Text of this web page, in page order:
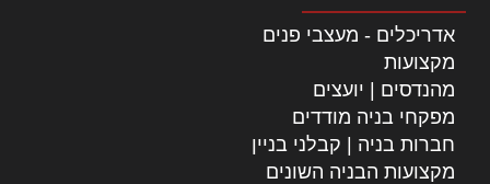
אדריכלים - מעצבי פנים
מקצועות
מהנדסים | יועצים
מפקחי בניה מודדים
חברות בניה | קבלני בניין
מקצועות הבניה השונים